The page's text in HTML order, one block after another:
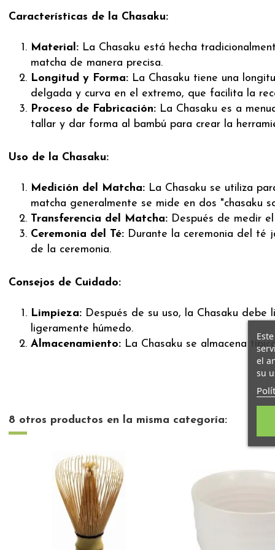
Características de la Chasaku:
Material:La Chasaku está hecha
matcha de manera precisa.
Longitud y Forma:La Chasaku tiene una
delgada y curva en el extremo, que facilita la
Proceso de Fabricación:La Chasaku es a
tallar y dar forma al bambú para crear la
Uso de la Chasaku:
Medición del Matcha:La Chasaku se utiliza
matcha generalmente se mide en dos "chasaku
Transferencia del Matcha:Después de medir el
Ceremonia del Té:Durante la ceremonia del té
de la ceremonia.
Consejos de Cuidado:
Limpieza:Después de su uso, la Chasaku debe
ligeramente húmedo.
Almacenamiento:La Chasaku se almacena
8 otros productos en la misma categoría:
el
su